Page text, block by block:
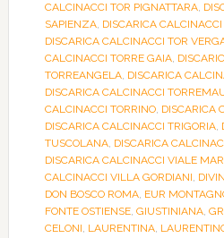
CALCINACCI TOR PIGNATTARA,
SAPIENZA, DISCARICA
DISCARICA CALCINACCI TOR
CALCINACCI TORRE GAIA,
TORREANGELA, DISCARICA
DISCARICA CALCINACCI
CALCINACCI TORRINO, DISCARICA
DISCARICA CALCINACCI TRIGORIA,
TUSCOLANA, DISCARICA
DISCARICA CALCINACCI VIALE
CALCINACCI VILLA GORDIANI,
DON BOSCO ROMA, EUR
FONTE OSTIENSE, GIUSTINIANA,
CELONI, LAURENTINA,